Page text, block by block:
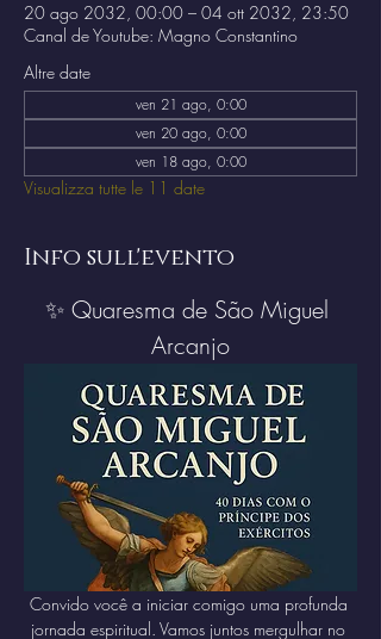
20 ago 2032, 00:00 – 04 ott 2032, 23:50
Canal de Youtube: Magno Constantino
Altre date
ven 21 ago, 0:00
ven 20 ago, 0:00
ven 18 ago, 0:00
Visualizza tutte le 11 date
Info sull'evento
✨ Quaresma de São Miguel
Arcanjo
Convido você a iniciar comigo uma profunda
jornada espiritual. Vamos juntos mergulhar no